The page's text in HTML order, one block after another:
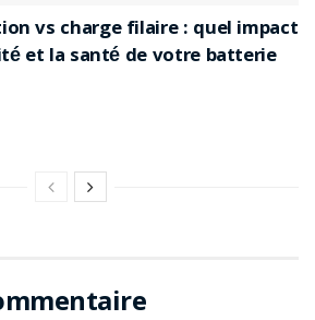
vs charge filaire : quel impact
et la santé de votre batterie